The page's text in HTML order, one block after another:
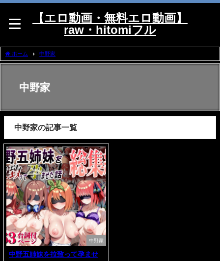
【エロ動画・無料エロ動画】
raw・hitomiフル
ホーム 中野家
中野家
中野家の記事一覧
中野家
中野五姉妹を拉致って孕ませ